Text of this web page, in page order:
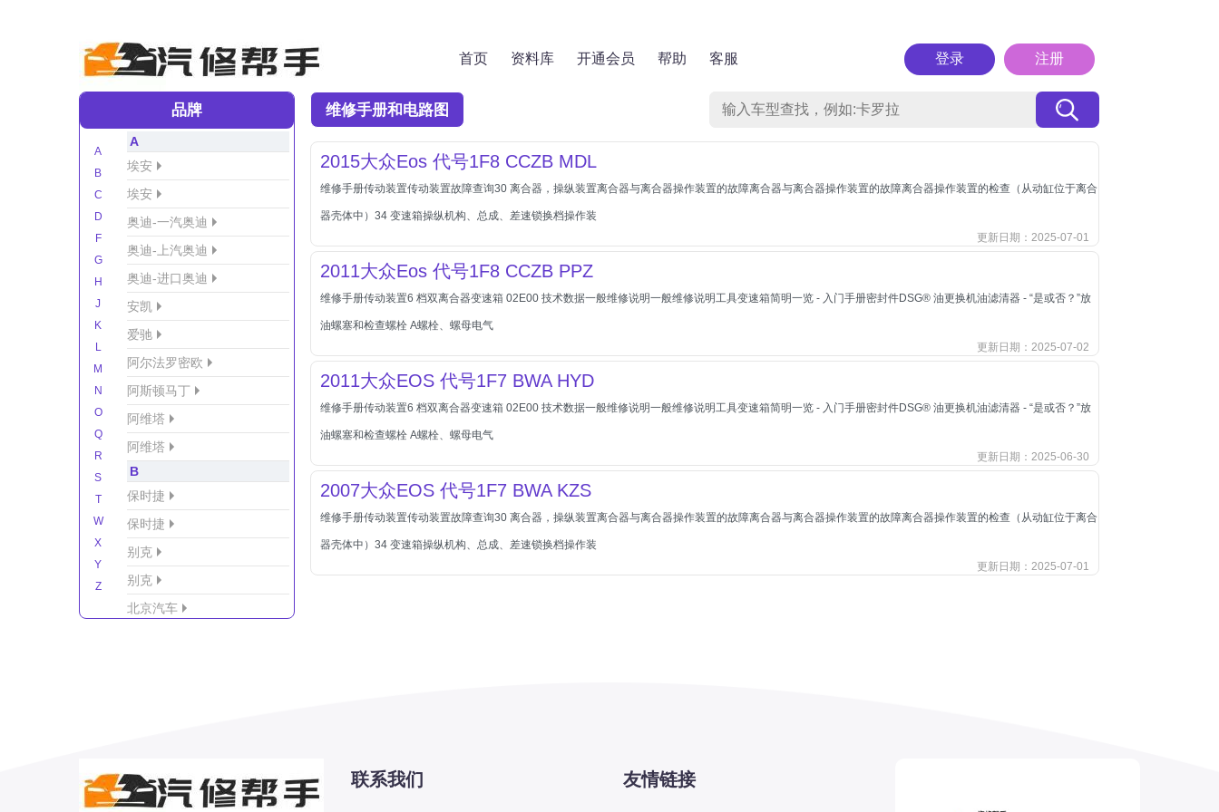
首页 资料库 开通会员 帮助 客服 登录 注册
品牌
A
B
C
D
F
G
H
J
K
L
M
N
O
Q
R
S
T
W
X
Y
Z
A
埃安
埃安
奥迪-一汽奥迪
奥迪-上汽奥迪
奥迪-进口奥迪
安凯
爱驰
阿尔法罗密欧
阿斯顿马丁
阿维塔
阿维塔
B
保时捷
保时捷
别克
别克
北京汽车
北汽幻速
北汽新能源
维修手册和电路图
2015大众Eos 代号1F8 CCZB MDL
维修手册传动装置传动装置故障查询30 离合器，操纵装置离合器与离合器操作装置的故障离合器与离合器操作装置的故障离合器操作装置的检查（从动缸位于离合
器壳体中）34 变速箱操纵机构、总成、差速锁换档操作装
更新日期：2025-07-01
2011大众Eos 代号1F8 CCZB PPZ
维修手册传动装置6 档双离合器变速箱 02E00 技术数据一般维修说明一般维修说明工具变速箱简明一览 - 入门手册密封件DSG® 油更换机油滤清器 - “是或否？”放
油螺塞和检查螺栓 A螺栓、螺母电气
更新日期：2025-07-02
2011大众EOS 代号1F7 BWA HYD
维修手册传动装置6 档双离合器变速箱 02E00 技术数据一般维修说明一般维修说明工具变速箱简明一览 - 入门手册密封件DSG® 油更换机油滤清器 - “是或否？”放
油螺塞和检查螺栓 A螺栓、螺母电气
更新日期：2025-06-30
2007大众EOS 代号1F7 BWA KZS
维修手册传动装置传动装置故障查询30 离合器，操纵装置离合器与离合器操作装置的故障离合器与离合器操作装置的故障离合器操作装置的检查（从动缸位于离合
器壳体中）34 变速箱操纵机构、总成、差速锁换档操作装
更新日期：2025-07-01
联系我们 友情链接